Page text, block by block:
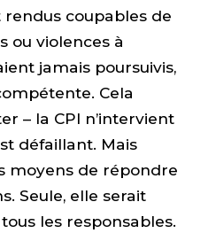
coupables de
ou violences à
jamais poursuivis,
Cela
– la CPI n’intervient
défaillant. Mais
moyens de répondre
Seule, elle serait
les responsables.